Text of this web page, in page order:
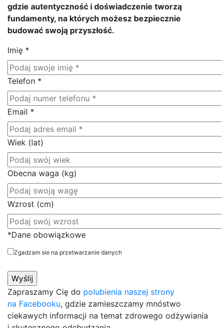
gdzie autentyczność i doświadczenie tworzą
fundamenty, na których możesz bezpiecznie
budować swoją przyszłość.
Imię *
Telefon *
Email *
Wiek (lat)
Obecna waga (kg)
Wzrost (cm)
*Dane obowiązkowe
Zgadzam sie na przetwarzanie danych
Zapraszamy Cię do polubienia naszej strony
na Facebooku, gdzie zamieszczamy mnóstwo
ciekawych informacji na temat zdrowego odżywiania